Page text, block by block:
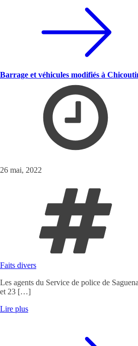
Barrage et véhicules modifiés à
26 mai, 2022
Faits divers
Les agents du Service de police de
et 23 […]
Lire plus